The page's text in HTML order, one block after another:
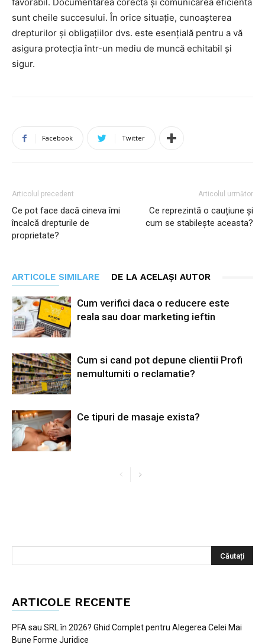
sunt cheile succesului. În orice situație, cunoașterea
drepturilor și obligațiilor dvs. este esențială pentru a vă
asigura protecția într-un mediu de muncă echitabil și
sigur.
Facebook Twitter
Articolul precedent
Ce pot face dacă cineva îmi
încalcă drepturile de
proprietate?
Articolul următor
Ce reprezintă o cauțiune și
cum se stabilește aceasta?
ARTICOLE SIMILARE DE LA ACELAȘI AUTOR
Cum verifici daca o reducere este
reala sau doar marketing ieftin
Cum si cand pot depune clientii Profi
nemultumiti o reclamatie?
Ce tipuri de masaje exista?
ARTICOLE RECENTE
PFA sau SRL în 2026? Ghid Complet pentru Alegerea Celei Mai
Bune Forme Juridice